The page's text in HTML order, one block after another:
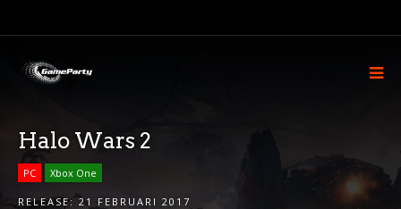
Halo Wars 2
PC Xbox One
RELEASE: 21 FEBRUARI 2017